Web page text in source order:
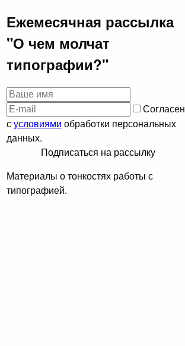
Ежемесячная рассылка
"О чем молчат
типографии?"
Согласен
сусловиями обработки персональных
данных.
Подписаться на рассылку
Материалы о тонкостях работы с
типографией.